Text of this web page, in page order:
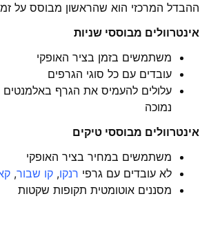
ההבדל המרכזי הוא שהראשון מבוסס על
אינטרוולים מבוססי שניות
משתמשים בזמן בציר האופקי
עובדים עם כל סוגי הגרפים
עלולים להעמיס את הגרף באלמנטים
נמוכה
אינטרוולים מבוססי טיקים
משתמשים במחיר בציר האופקי
לא עובדים עם גרפי רנקו, קו שבור,
מסננים אוטומטית תקופות שקטות